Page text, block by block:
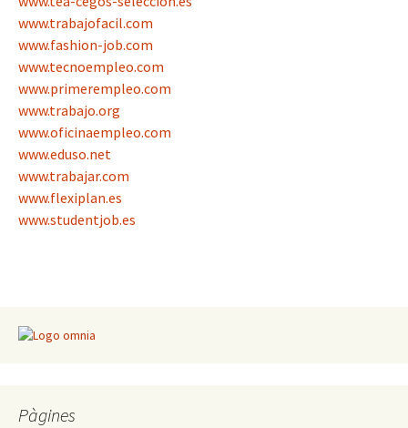
www.trabajofacil.com
www.fashion-job.com
www.tecnoempleo.com
www.primerempleo.com
www.trabajo.org
www.oficinaempleo.com
www.eduso.net
www.trabajar.com
www.flexiplan.es
www.studentjob.es
Pàgines